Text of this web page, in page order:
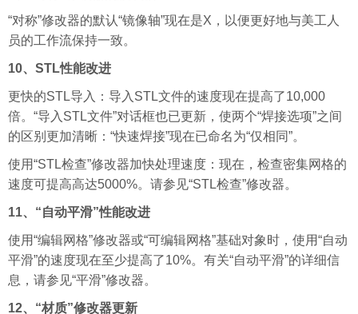
“对称”修改器的默认“镜像轴”现在是X，以便更好地与美工人
员的工作流保持一致。
10、STL性能改进
更快的STL导入：导入STL文件的速度现在提高了10,000
倍。“导入STL文件”对话框也已更新，使两个“焊接选项”之间
的区别更加清晰：“快速焊接”现在已命名为“仅相同”。
使用“STL检查”修改器加快处理速度：现在，检查密集网格的
速度可提高高达5000%。请参见“STL检查”修改器。
11、“自动平滑”性能改进
使用“编辑网格”修改器或“可编辑网格”基础对象时，使用“自动
平滑”的速度现在至少提高了10%。有关“自动平滑”的详细信
息，请参见“平滑”修改器。
12、“材质”修改器更新